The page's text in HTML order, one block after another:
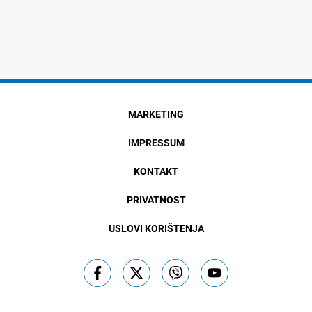
MARKETING
IMPRESSUM
KONTAKT
PRIVATNOST
USLOVI KORIŠTENJA